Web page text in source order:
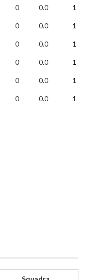
0 0.0 1
0 0.0 1
0 0.0 1
0 0.0 1
0 0.0 1
0 0.0 1